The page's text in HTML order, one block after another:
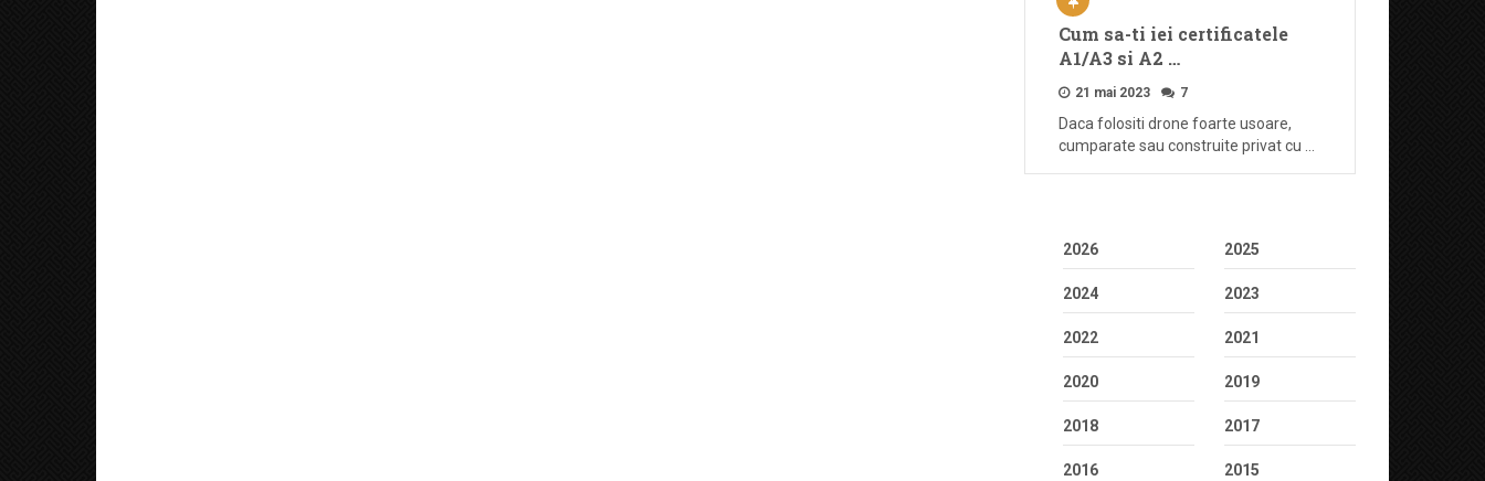
Cum sa-ti iei certificatele
A1/A3 si A2 …
21 mai 2023 7
Daca folositi drone foarte usoare,
cumparate sau construite privat cu …
2026 2025
2024 2023
2022 2021
2020 2019
2018 2017
2016 2015